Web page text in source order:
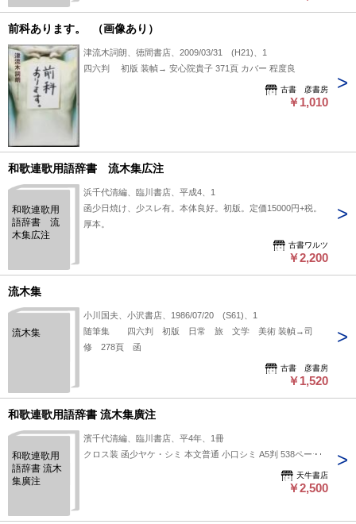
前科あります。 （画像あり）
津流木詞朗、徳間書店、2009/03/31 (H21)、1
四六判 初版 装幀→ 安心院貴子 371頁 カバー 程度良
古書 彦書房
￥1,010
和歌連歌用語辞書 流木集広注
和歌連歌用
語辞書 流
木集広注
浜千代清編、臨川書店、平成4、1
函少日焼け、少スレ有。本体良好。初版。定価15000円+税。
厚本。
古書ワルツ
￥2,200
流木集
流木集
小川国夫、小沢書店、1986/07/20 (S61)、1
随筆集 四六判 初版 日常 旅 文学 美術 装幀→司
修 278頁 函
古書 彦書房
￥1,520
和歌連歌用語辞書 流木集廣注
和歌連歌用
語辞書 流木
集廣注
濱千代清編、臨川書店、平4年、1冊
クロス装 函少ヤケ・シミ 本文普通 小口シミ A5判 538ページ
天牛書店
￥2,500